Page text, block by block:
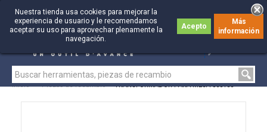
0
0
Nuestra tienda usa cookies para mejorar la
experiencia de usuario y le recomendamos
aceptar su uso para aprovechar plenamente la
navegación.
Acepto
Más
información
Inicio > Piezas de recambio > TRANSFORMADOR PARA MESA 368155